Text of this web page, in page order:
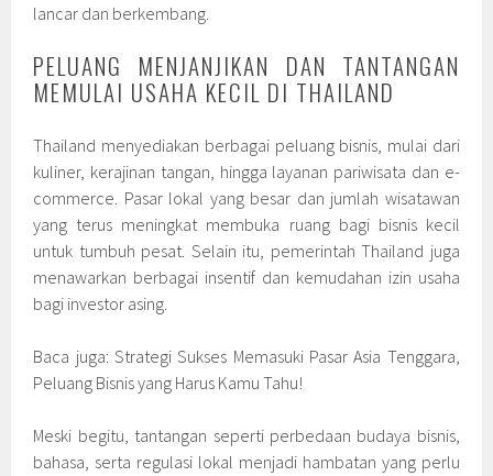
lancar dan berkembang.
PELUANG MENJANJIKAN DAN TANTANGAN
MEMULAI USAHA KECIL DI THAILAND
Thailand menyediakan berbagai peluang bisnis, mulai dari
kuliner, kerajinan tangan, hingga layanan pariwisata dan e-
commerce. Pasar lokal yang besar dan jumlah wisatawan
yang terus meningkat membuka ruang bagi bisnis kecil
untuk tumbuh pesat. Selain itu, pemerintah Thailand juga
menawarkan berbagai insentif dan kemudahan izin usaha
bagi investor asing.
Baca juga: Strategi Sukses Memasuki Pasar Asia Tenggara,
Peluang Bisnis yang Harus Kamu Tahu!
Meski begitu, tantangan seperti perbedaan budaya bisnis,
bahasa, serta regulasi lokal menjadi hambatan yang perlu